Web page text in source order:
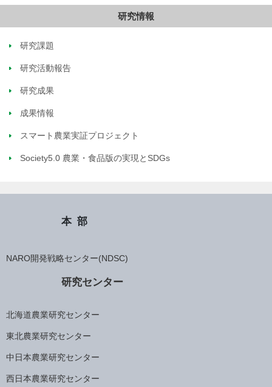
研究情報
研究課題
研究活動報告
研究成果
成果情報
スマート農業実証プロジェクト
Society5.0 農業・食品版の実現とSDGs
本部
NARO開発戦略センター(NDSC)
研究センター
北海道農業研究センター
東北農業研究センター
中日本農業研究センター
西日本農業研究センター